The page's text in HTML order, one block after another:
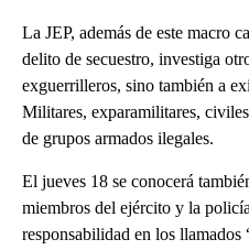
La JEP, además de este macro
delito de secuestro, investiga
exguerrilleros, sino también a
Militares, exparamilitares,
de grupos armados ilegales.
El jueves 18 se conocerá
miembros del ejército y la
responsabilidad en los llamados